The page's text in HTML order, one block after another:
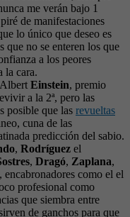
me verán bajo 1
de manifestaciones
lo único que deseo es
que no se enteren los que
a los peores
la cara.
Einstein, premio
a la 2ª, pero las
posible que las revueltas
cuna de las
predicción del sabio.
, Rodríguez el
, Dragó, Zaplana,
como el el
profesional como
que siembra entre
de ganchos para que